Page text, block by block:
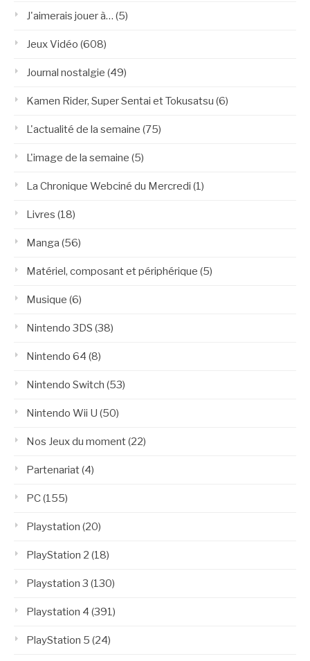
J'aimerais jouer à… (5)
Jeux Vidéo (608)
Journal nostalgie (49)
Kamen Rider, Super Sentai et Tokusatsu (6)
L'actualité de la semaine (75)
L'image de la semaine (5)
La Chronique Webciné du Mercredi (1)
Livres (18)
Manga (56)
Matériel, composant et périphérique (5)
Musique (6)
Nintendo 3DS (38)
Nintendo 64 (8)
Nintendo Switch (53)
Nintendo Wii U (50)
Nos Jeux du moment(22)
Partenariat(4)
PC(155)
Playstation (20)
PlayStation 2 (18)
Playstation 3 (130)
Playstation 4 (391)
PlayStation 5 (24)